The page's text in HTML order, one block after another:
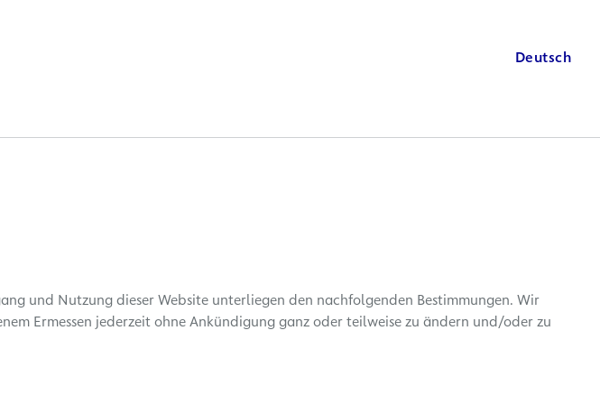
Deutsch
und Nutzung dieser Website unterliegen den nachfolgenden Bestimmungen. Wir
Ermessen jederzeit ohne Ankündigung ganz oder teilweise zu ändern und/oder zu